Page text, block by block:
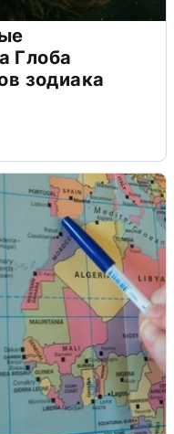
Глоба
зодиака